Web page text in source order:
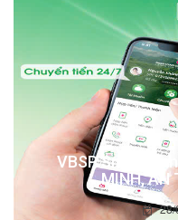
VBSP Smart
MINH, AN
28/